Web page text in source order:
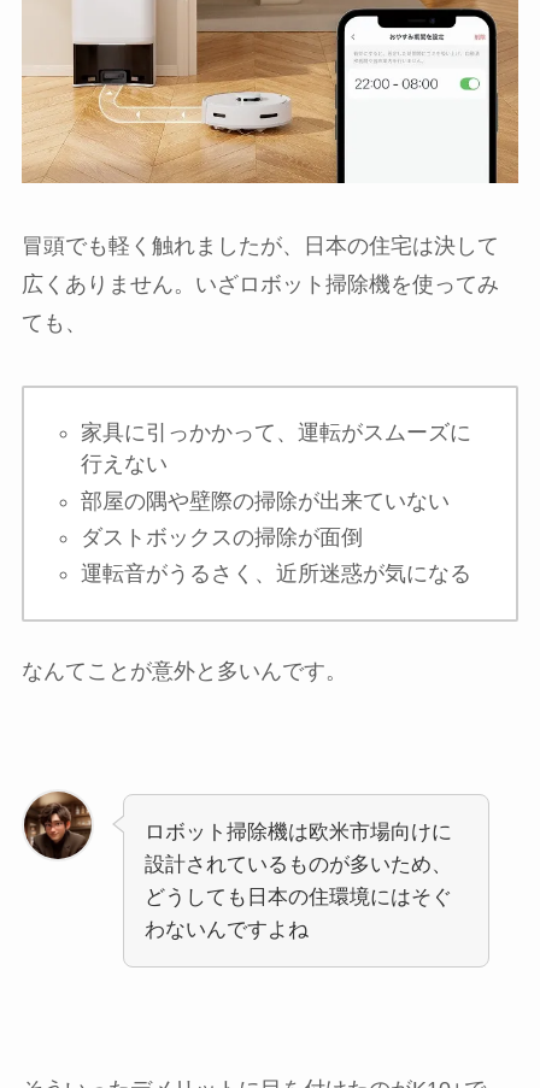
冒頭でも軽く触れましたが、日本の住宅は決して
広くありません。いざロボット掃除機を使ってみ
ても、
家具に引っかかって、運転がスムーズに
行えない
部屋の隅や壁際の掃除が出来ていない
ダストボックスの掃除が面倒
運転音がうるさく、近所迷惑が気になる
なんてことが意外と多いんです。
ロボット掃除機は欧米市場向けに
設計されているものが多いため、
どうしても日本の住環境にはそぐ
わないんですよね